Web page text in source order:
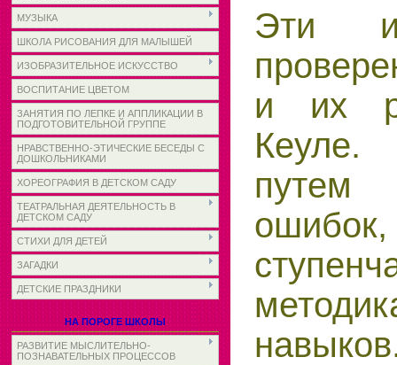
МУЗЫКА
ШКОЛА РИСОВАНИЯ ДЛЯ МАЛЫШЕЙ
ИЗОБРАЗИТЕЛЬНОЕ ИСКУССТВО
ВОСПИТАНИЕ ЦВЕТОМ
ЗАНЯТИЯ ПО ЛЕПКЕ И АППЛИКАЦИИ В
ПОДГОТОВИТЕЛЬНОЙ ГРУППЕ
НРАВСТВЕННО-ЭТИЧЕСКИЕ БЕСЕДЫ С
ДОШКОЛЬНИКАМИ
ХОРЕОГРАФИЯ В ДЕТСКОМ САДУ
ТЕАТРАЛЬНАЯ ДЕЯТЕЛЬНОСТЬ В
ДЕТСКОМ САДУ
СТИХИ ДЛЯ ДЕТЕЙ
ЗАГАДКИ
ДЕТСКИЕ ПРАЗДНИКИ
НА ПОРОГЕ ШКОЛЫ
РАЗВИТИЕ МЫСЛИТЕЛЬНО-
ПОЗНАВАТЕЛЬНЫХ ПРОЦЕССОВ
Эти
и их
Кеуле.
ошибок,